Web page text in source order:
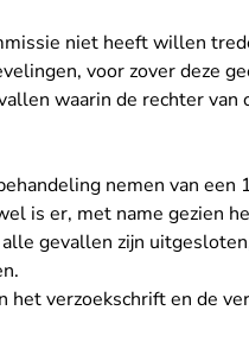
niet heeft willen
voor zover deze
waarin de rechter
nemen van
is er, met name gezien
gevallen zijn
het verzoekschrift en de